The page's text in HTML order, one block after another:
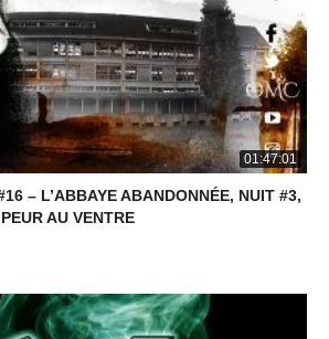
01:47:01
– L’ABBAYE ABANDONNÉE, NUIT #3,
AU VENTRE